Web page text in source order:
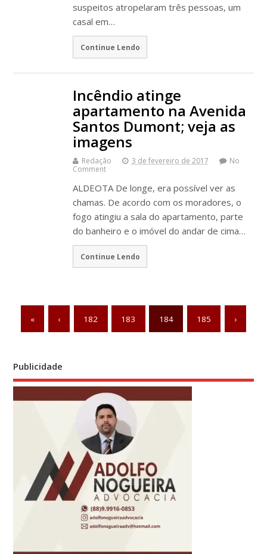
suspeitos atropelaram três pessoas, um
casal em…
Continue Lendo
Incêndio atinge
apartamento na Avenida
Santos Dumont; veja as
imagens
Redação 3 de fevereiro de 2017
No
Comment
ALDEOTA De longe, era possível ver as
chamas. De acordo com os moradores, o
fogo atingiu a sala do apartamento, parte
do banheiro e o imóvel do andar de cima…
Continue Lendo
« ‹ 182 183 184 185 ›
Publicidade